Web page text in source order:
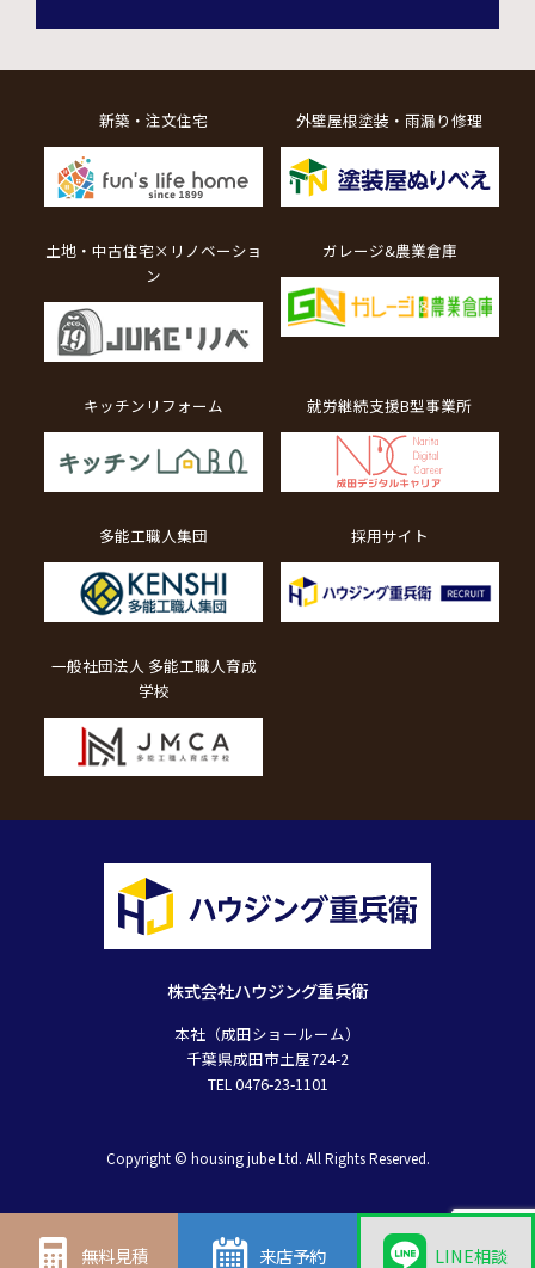
株式会社ハウジング重兵衛
本社（成田ショールーム）
千葉県成田市土屋724-2
TEL 0476-23-1101
新築・注文住宅 外壁屋根塗装・雨漏り修理
土地・中古住宅×リノベーショ
ン
ガレージ&農業倉庫
キッチンリフォーム 就労継続支援B型事業所
多能工職人集団 採用サイト
一般社団法人 多能工職人育成
学校
Copyright © housing jube Ltd. All Rights Reserved.
無料見積 来店予約 LINE相談